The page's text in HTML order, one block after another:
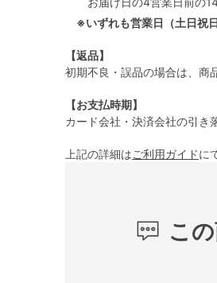
※いずれも営業日（土日祝
【返品】
初期不良・誤品の場合は、商
【お支払時期】
カード会社・決済会社の引き
上記の詳細はご利用ガイドに
こ